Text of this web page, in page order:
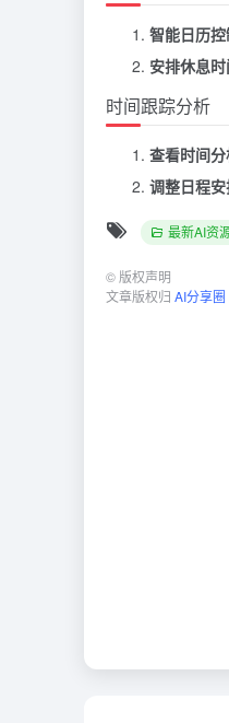
智能日历
安排休息
时间跟踪分析
查看时间
调整日程
最新AI资
© 版权声明
文章版权归 AI分享圈